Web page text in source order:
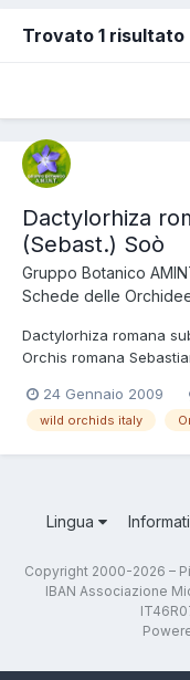
Trovato 1 risultato
Dactylorhiza
(Sebast.) Soò
Gruppo Botanico
Schede delle
Dactylorhiza romana
Orchis romana
pseudosambucina
subsp.
24 Gennaio 2009
wild orchids italy
Lingua
Copyright 2000-2026 –
IBAN Associazione